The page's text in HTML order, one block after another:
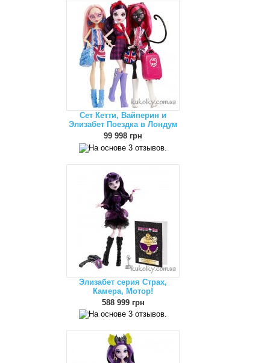
Сет Кетти, Вайперин и
Элизабет Поездка в Лондум
99 998 грн
Элизабет серия Страх,
Камера, Мотор!
588 999 грн